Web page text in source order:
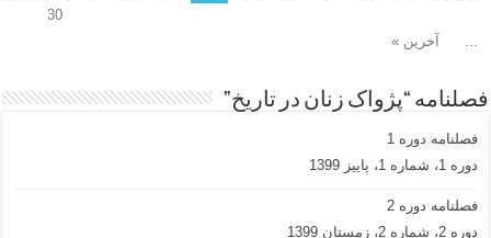
30
آخرین »
فصلنامه “پژواک زنان در تاریخ”
فصلنامه دوره 1
دوره 1، شماره 1، پاییز 1399
فصلنامه دوره 2
دوره 2، شماره 2، زمستان 1399